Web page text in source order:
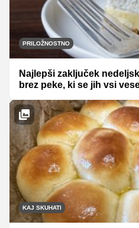
PRILOŽNOSTNO
Najlepši zaključek
brez peke, ki se jih vsi
KAJ SKUHATI